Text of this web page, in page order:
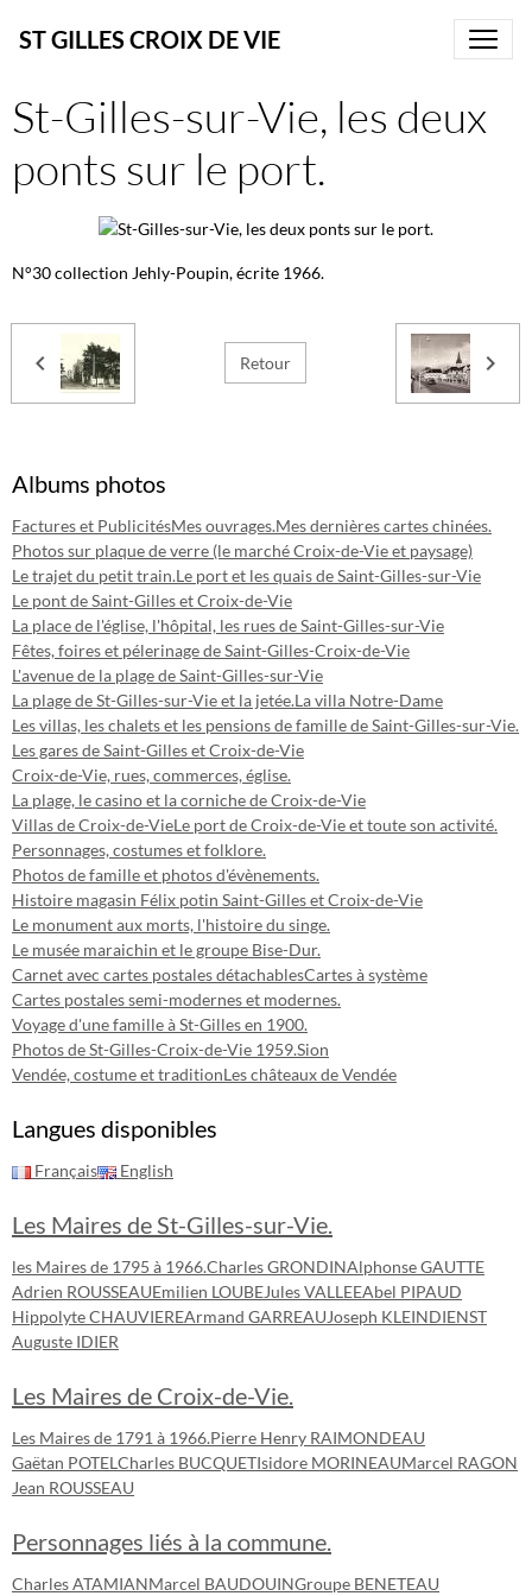
ST GILLES CROIX DE VIE
St-Gilles-sur-Vie, les deux
ponts sur le port.
N°30 collection Jehly-Poupin, écrite 1966.
Retour
Albums photos
Factures et PublicitésMes ouvrages.Mes dernières cartes chinées.
Photos sur plaque de verre (le marché Croix-de-Vie et paysage)
Le trajet du petit train.Le port et les quais de Saint-Gilles-sur-Vie
Le pont de Saint-Gilles et Croix-de-Vie
La place de l'église, l'hôpital, les rues de Saint-Gilles-sur-Vie
Fêtes, foires et pélerinage de Saint-Gilles-Croix-de-Vie
L'avenue de la plage de Saint-Gilles-sur-Vie
La plage de St-Gilles-sur-Vie et la jetée.La villa Notre-Dame
Les villas, les chalets et les pensions de famille de Saint-Gilles-sur-Vie.
Les gares de Saint-Gilles et Croix-de-Vie
Croix-de-Vie, rues, commerces, église.
La plage, le casino et la corniche de Croix-de-Vie
Villas de Croix-de-VieLe port de Croix-de-Vie et toute son activité.
Personnages, costumes et folklore.
Photos de famille et photos d'évènements.
Histoire magasin Félix potin Saint-Gilles et Croix-de-Vie
Le monument aux morts, l'histoire du singe.
Le musée maraichin et le groupe Bise-Dur.
Carnet avec cartes postales détachablesCartes à système
Cartes postales semi-modernes et modernes.
Voyage d'une famille à St-Gilles en 1900.
Photos de St-Gilles-Croix-de-Vie 1959.Sion
Vendée, costume et traditionLes châteaux de Vendée
Langues disponibles
Français English
Les Maires de St-Gilles-sur-Vie.
les Maires de 1795 à 1966.Charles GRONDINAlphonse GAUTTE
Adrien ROUSSEAUEmilien LOUBEJules VALLEEAbel PIPAUD
Hippolyte CHAUVIEREArmand GARREAUJoseph KLEINDIENST
Auguste IDIER
Les Maires de Croix-de-Vie.
Les Maires de 1791 à 1966.Pierre Henry RAIMONDEAU
Gaëtan POTEL Charles BUCQUETIsidore MORINEAUMarcel RAGON
Jean ROUSSEAU
Personnages liés à la commune.
Charles ATAMIANMarcel BAUDOUINGroupe BENETEAU